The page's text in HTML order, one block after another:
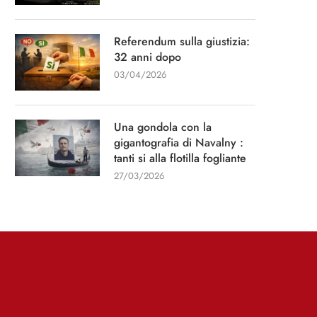
Referendum sulla giustizia:
32 anni dopo
03/04/2026
Una gondola con la
gigantografia di Navalny :
tanti si alla flotilla fogliante
27/03/2026